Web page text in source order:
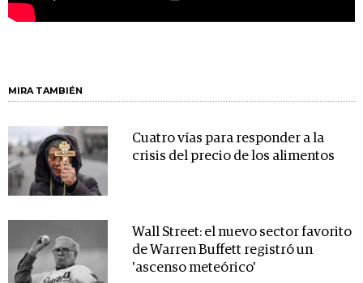
MIRA TAMBIÉN
Cuatro vías para responder a la
crisis del precio de los alimentos
Wall Street: el nuevo sector favorito
de Warren Buffett registró un
'ascenso meteórico'